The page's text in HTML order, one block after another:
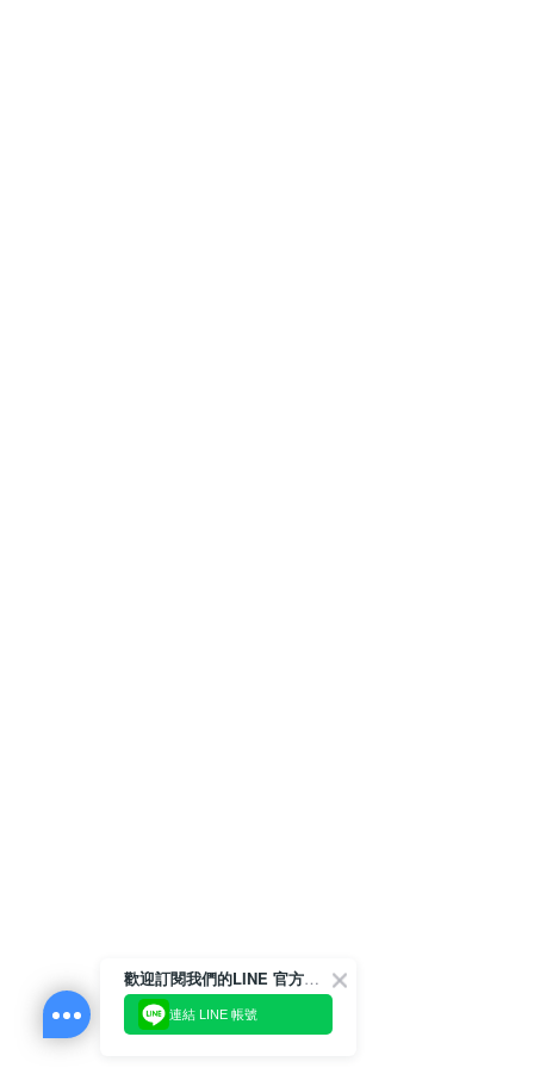
歡迎訂閱我們的LINE 官方帳號
連結 LINE 帳號